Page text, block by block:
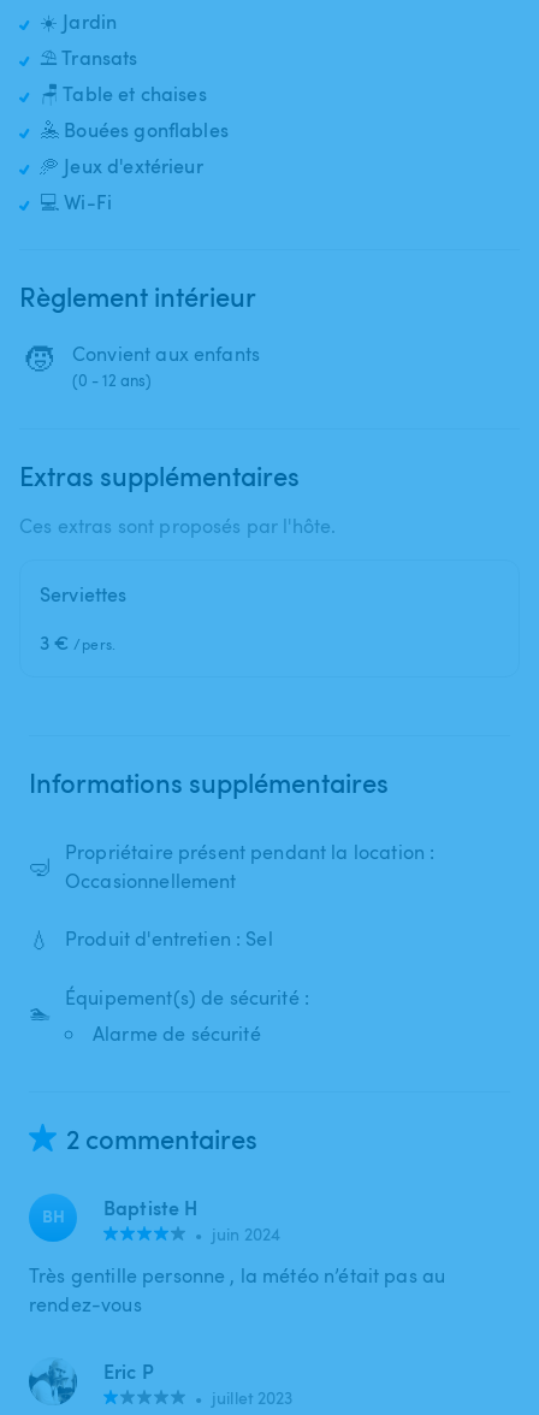
☀️ Jardin
⛱️ Transats
🪑 Table et chaises
🤽 Bouées gonflables
🥏 Jeux d'extérieur
💻 Wi-Fi
Règlement intérieur
🧒 Convient aux enfants
(0 - 12 ans)
Extras supplémentaires
Ces extras sont proposés par l'hôte.
Serviettes
3 € /pers.
Informations supplémentaires
🤿
Propriétaire présent pendant la location :
Occasionnellement
💧 Produit d'entretien : Sel
🏊
Équipement(s) de sécurité :
Alarme de sécurité
2 commentaires
BH Baptiste H
• juin 2024
Très gentille personne , la météo n’était pas au
rendez-vous
Eric P
• juillet 2023